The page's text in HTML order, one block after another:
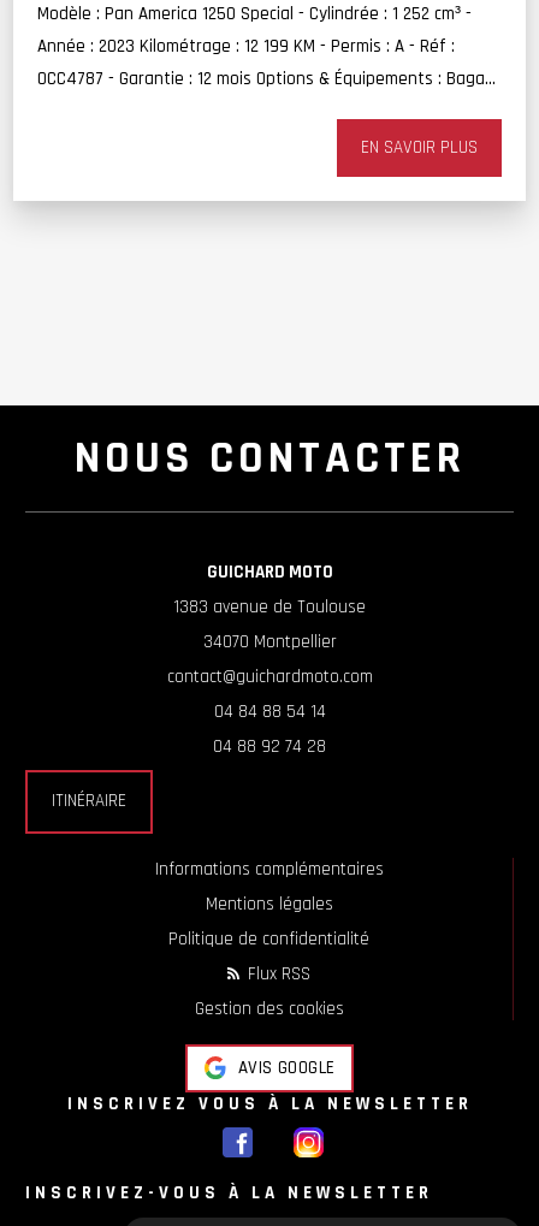
Modèle : Pan America 1250 Special - Cylindrée : 1 252 cm³ -
Année : 2023 Kilométrage : 12 199 KM - Permis : A - Réf :
OCC4787 - Garantie : 12 mois Options & Équipements : Baga...
EN SAVOIR PLUS
NOUS CONTACTER
GUICHARD MOTO
1383 avenue de Toulouse
34070 Montpellier
contact@guichardmoto.com
04 84 88 54 14
04 88 92 74 28
ITINÉRAIRE
Informations complémentaires
Mentions légales
Politique de confidentialité
Flux RSS
Gestion des cookies
AVIS GOOGLE
INSCRIVEZ VOUS À LA NEWSLETTER
INSCRIVEZ-VOUS À LA NEWSLETTER